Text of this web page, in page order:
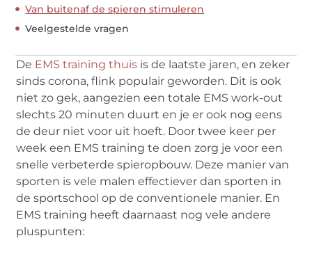
Van buitenaf de spieren stimuleren
Veelgestelde vragen
De EMS training thuis is de laatste jaren, en zeker
sinds corona, flink populair geworden. Dit is ook
niet zo gek, aangezien een totale EMS work-out
slechts 20 minuten duurt en je er ook nog eens
de deur niet voor uit hoeft. Door twee keer per
week een EMS training te doen zorg je voor een
snelle verbeterde spieropbouw. Deze manier van
sporten is vele malen effectiever dan sporten in
de sportschool op de conventionele manier. En
EMS training heeft daarnaast nog vele andere
pluspunten: